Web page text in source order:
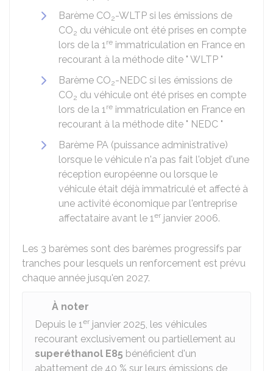
Barème CO2-WLTP si les émissions de
CO2 du véhicule ont été prises en compte
lors de la 1re immatriculation en France en
recourant à la méthode dite " WLTP "
Barème CO2-NEDC si les émissions de
CO2 du véhicule ont été prises en compte
lors de la 1re immatriculation en France en
recourant à la méthode dite " NEDC "
Barème PA (puissance administrative)
lorsque le véhicule n'a pas fait l'objet d'une
réception européenne ou lorsque le
véhicule était déjà immatriculé et affecté à
une activité économique par l'entreprise
affectataire avant le 1er janvier 2006.
Les 3 barèmes sont des barèmes progressifs par
tranches pour lesquels un renforcement est prévu
chaque année jusqu'en 2027.
À noter
Depuis le 1er janvier 2025, les véhicules
recourant exclusivement ou partiellement au
superéthanol E85 bénéficient d'un
abattement de 40 % sur leurs émissions de